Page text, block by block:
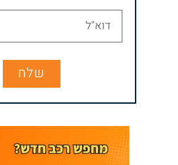
שלח